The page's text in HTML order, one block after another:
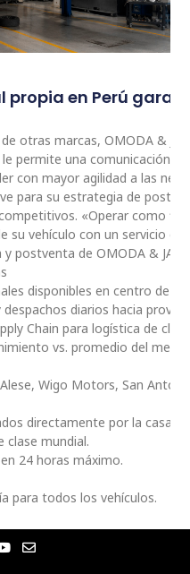
propia en Perú
otras marcas, OMODA &
permite una comunicación
con mayor agilidad a las
para su estrategia de
«Operar como
su vehículo con un servicio
postventa de OMODA &
disponibles en centro de
diarios hacia
Chain para logística de
vs. promedio del
Wigo Motors, San
directamente por la casa
clase mundial.
24 horas máximo.
para todos los vehículos.
Y
o
E
n